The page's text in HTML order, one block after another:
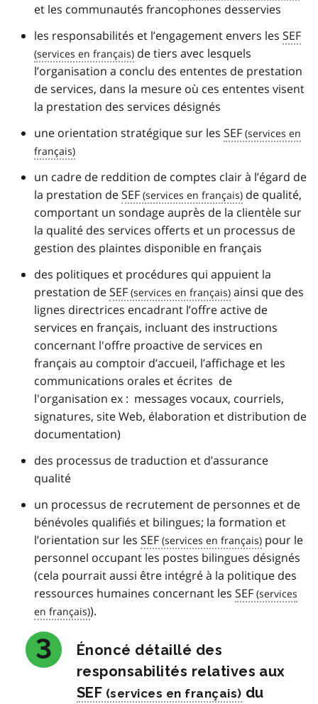
et les communautés francophones desservies
les responsabilités et l’engagement envers les SEF
de tiers avec lesquels
l’organisation a conclu des ententes de prestation
de services, dans la mesure où ces ententes visent
la prestation des services désignés
une orientation stratégique sur les SEF
un cadre de reddition de comptes clair à l’égard de
la prestation deSEF
de qualité,
comportant un sondage auprès de la clientèle sur
la qualité des services offerts et un processus de
gestion des plaintes disponible en français
des politiques et procédures qui appuient la
prestation deSEF
ainsi que des
lignes directrices encadrant l’offre active de
services en français, incluant des instructions
concernant l'offre proactive de services en
français au comptoir d’accueil, l’affichage et les
communications orales et écrites de
l'organisation ex : messages vocaux, courriels,
signatures, site Web, élaboration et distribution de
documentation)
des processus de traduction et d’assurance
qualité
un processus de recrutement de personnes et de
bénévoles qualifiés et bilingues; la formation et
l’orientation sur les SEF
pour le
personnel occupant les postes bilingues désignés
(cela pourrait aussi être intégré à la politique des
ressources humaines concernant les SEF
).
Énoncé détaillé des
responsabilités relatives aux
SEF
du